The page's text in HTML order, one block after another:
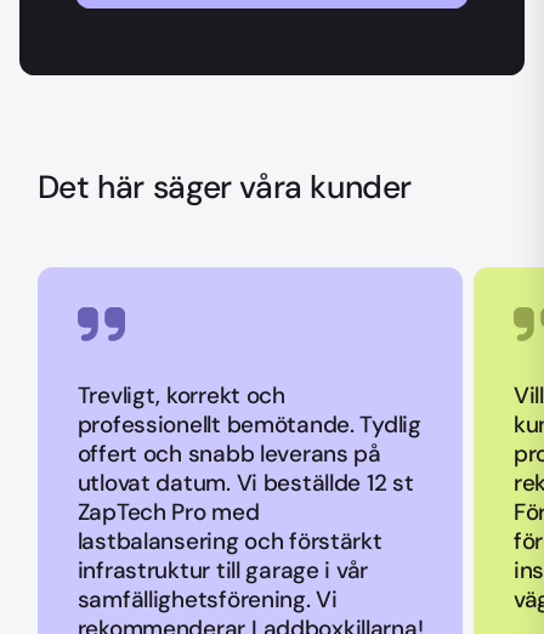
Det här säger våra kunder
Trevligt, korrekt och
professionellt bemötande. Tydlig
offert och snabb leverans på
utlovat datum. Vi beställde 12 st
ZapTech Pro med
lastbalansering och förstärkt
infrastruktur till garage i vår
samfällighetsförening. Vi